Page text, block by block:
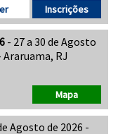
Inscrições
- 27 a 30 de Agosto
Araruama, RJ
Mapa
Agosto de 2026 -